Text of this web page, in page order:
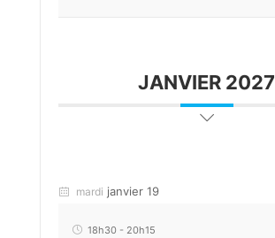
JANVIER 2027
mardi janvier 19
18h30 - 20h15